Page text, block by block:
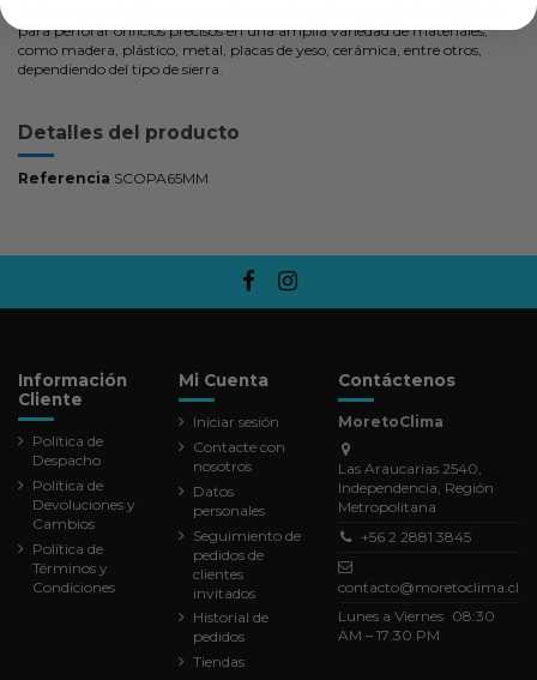
para perforar orificios precisos en una amplia variedad de materiales,
como madera, plástico, metal, placas de yeso, cerámica, entre otros,
dependiendo del tipo de sierra.
Detalles del producto
Referencia SCOPA65MM
Información
Cliente
Política de
Despacho
Política de
Devoluciones y
Cambios
Política de
Términos y
Condiciones
Mi Cuenta
Iniciar sesión
Contacte con
nosotros
Datos
personales
Seguimiento de
pedidos de
clientes
invitados
Historial de
pedidos
Tiendas
Contáctenos
MoretoClima
Las Araucarias 2540,
Independencia, Región
Metropolitana
+56 2 2881 3845
contacto@moretoclima.cl
Lunes a Viernes 08:30
AM – 17:30 PM